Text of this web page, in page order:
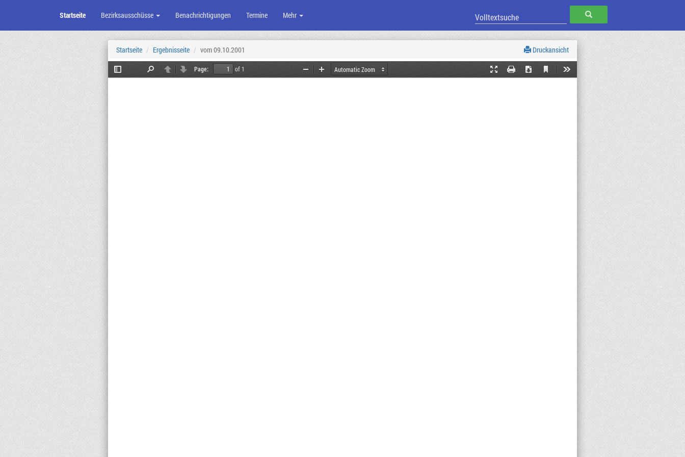
Zum
Seiteninhalt
SUCHEN
Startseite Bezirksausschüsse Benachrichtigungen Termine Mehr
Startseite Ergebnisseite vom 09.10.2001 Druckansicht
Toggle
Find PreviousNext
Page:
of 1
Presentation
Print Download
Current
Tools
Zoom Zoom